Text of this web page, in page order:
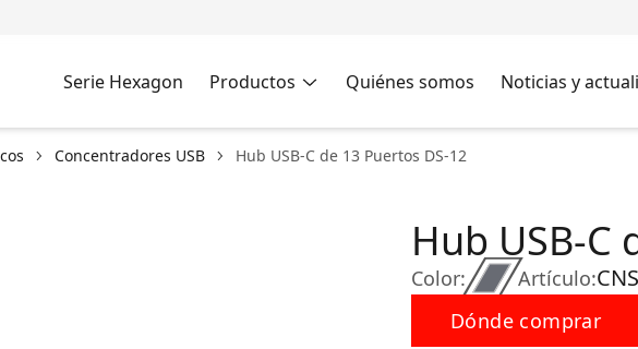
Serie Hexagon Productos Quiénes somos Noticias y
Concentradores USB Hub USB-C de 13 Puertos DS-12
Color:
Hub USB-C
Artículo:
Dónde comprar